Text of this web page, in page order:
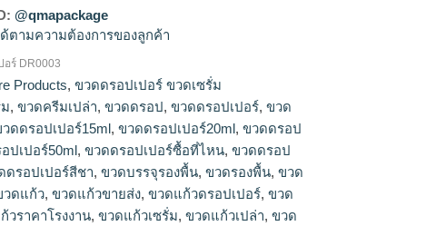
@qmapackage
ตามความต้องการของลูกค้า
ปล่า, ขวดดรอป, ขวดดรอปเปอร์, ขวดดรอป
อปเปอร์15ml, ขวดดรอปเปอร์20ml, ขวดดรอป
อปเปอร์50ml, ขวดดรอปเปอร์ซื้อที่ไหน, ขวดดรอป
ดรอปเปอร์สีชา, ขวดบรรจุรองพื้น, ขวดรองพื้น, ขวด
วดแก้ว, ขวดแก้วขายส่ง, ขวดแก้วดรอปเปอร์, ขวด
ราคาโรงงาน, ขวดแก้วเปล่า, ขวดแก้วโรงงาน,
ง, ขายขวดแก้วสวยๆ, ขายส่งขวดรองพื้น, ขายส่ง
วดแก้ว, ขายส่งขวดแก้วรองพื้น, จำหนายขวดดรอป
ร์ DR0003
Products,ขวดดรอปเปอร์ ขวดเซรั่ม
,ขวดครีมเปล่า,ขวดดรอป,ขวดดรอปเปอร์,ขวด
ดดรอปเปอร์15ml,ขวดดรอปเปอร์20ml,ขวดดรอป
ปเปอร์50ml,ขวดดรอปเปอร์ซื้อที่ไหน,ขวดดรอป
ดรอปเปอร์สีชา,ขวดบรรจุรองพื้น,ขวดรองพื้น,ขวด
วดแก้ว,ขวดแก้วขายส่ง,ขวดแก้วดรอปเปอร์,ขวด
วราคาโรงงาน,ขวดแก้วเซรั่ม,ขวดแก้วเปล่า,ขวด